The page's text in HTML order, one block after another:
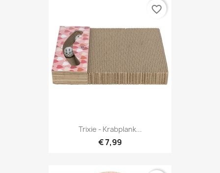
Trixie - Krabplank...
€ 7,99
favorite_border